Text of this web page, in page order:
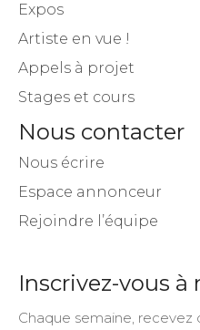
Expos
Artiste en vue !
Appels à projet
Stages et cours
Nous contacter
Nous écrire
Espace annonceur
Rejoindre l’équipe
Inscrivez-vous
Chaque semaine, recevez